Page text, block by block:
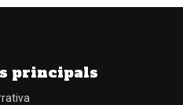
principals